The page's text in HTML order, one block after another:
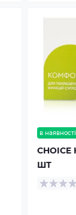
в наявності
ШТ